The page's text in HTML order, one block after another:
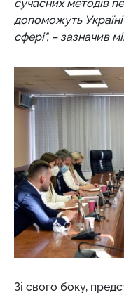
сучасних методів
допоможуть Україні
сфері", – зазначив
Зі свого боку,